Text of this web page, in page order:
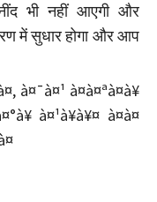
भी नहीं आएगी और
में सुधार होगा और आप